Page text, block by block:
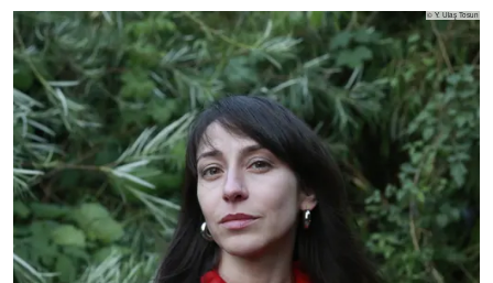
© Y. Ulaş Tosun